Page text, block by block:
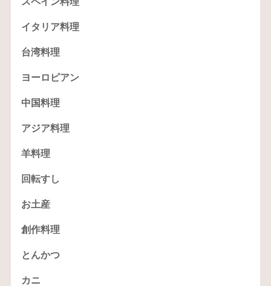
イタリア料理
台湾料理
ヨーロピアン
中国料理
アジア料理
羊料理
回転すし
お土産
創作料理
とんかつ
カニ